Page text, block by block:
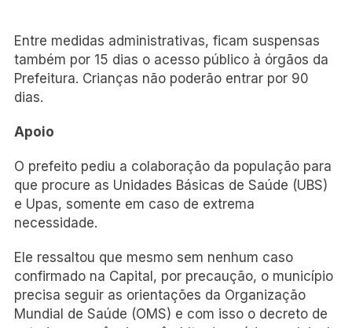
Entre medidas administrativas, ficam suspensas
também por 15 dias o acesso público à órgãos da
Prefeitura. Crianças não poderão entrar por 90
dias.
Apoio
O prefeito pediu a colaboração da população para
que procure as Unidades Básicas de Saúde (UBS)
e Upas, somente em caso de extrema
necessidade.
Ele ressaltou que mesmo sem nenhum caso
confirmado na Capital, por precaução, o município
precisa seguir as orientações da Organização
Mundial de Saúde (OMS) e com isso o decreto de